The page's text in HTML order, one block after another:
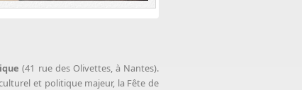
(41 rue des Olivettes, à Nantes).
et politique majeur, la Fête de